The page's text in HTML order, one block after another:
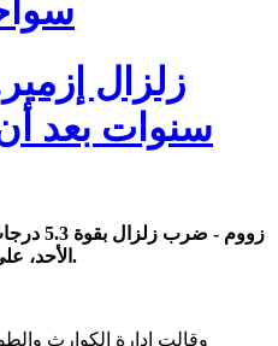
زووم -
الأحد، على الساعة 09.37 بالتوقيت المحلي.
وقالت إدارة الكوارث